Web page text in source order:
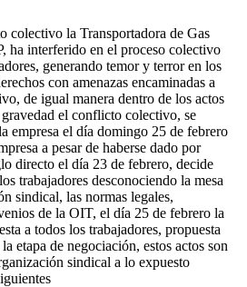
colectivo la Transportadora de Gas
ha interferido en el proceso colectivo
generando temor y terror en los
con amenazas encaminadas a
de igual manera dentro de los actos
el conflicto colectivo, se
empresa el día domingo 25 de febrero
a pesar de haberse dado por
directo el día 23 de febrero, decide
trabajadores desconociendo la mesa
sindical, las normas legales,
de la OIT, el día 25 de febrero la
a todos los trabajadores, propuesta
etapa de negociación, estos actos son
sindical a lo expuesto